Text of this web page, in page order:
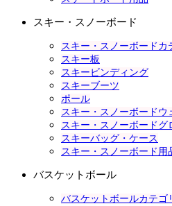
スキー・スノーボード
スキー・スノーボードカ
スキー板
スキービンディング
スキーブーツ
ポール
スキー・スノーボードウ
スキー・スノーボードグ
スキーバッグ・ケース
スキー・スノーボード用
バスケットボール
バスケットボールカテゴ